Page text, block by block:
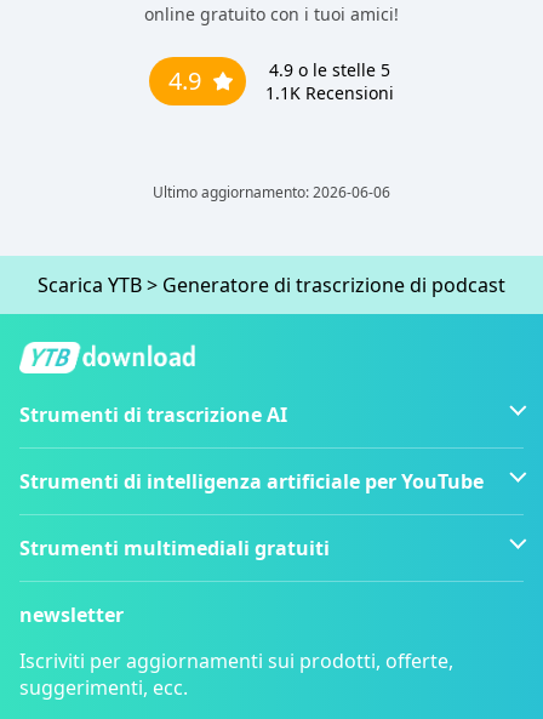
online gratuito con i tuoi amici!
4.9 4.9 o le stelle 5
1.1K Recensioni
Ultimo aggiornamento: 2026-06-06
Scarica YTB> Generatore di trascrizione di podcast
Strumenti di trascrizione AI
Strumenti di intelligenza artificiale per YouTube
Strumenti multimediali gratuiti
newsletter
Iscriviti per aggiornamenti sui prodotti, offerte,
suggerimenti, ecc.